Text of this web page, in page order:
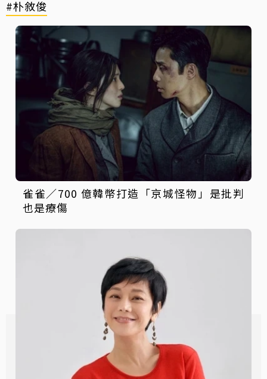
#朴敘俊
雀雀／700 億韓幣打造「京城怪物」是批判
也是療傷